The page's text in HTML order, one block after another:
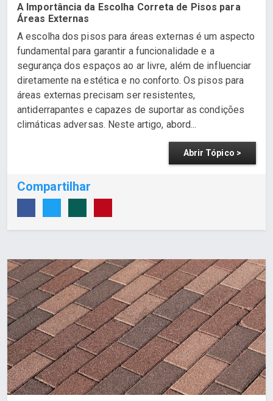
A Importância da Escolha Correta de Pisos para
Áreas Externas
A escolha dos pisos para áreas externas é um aspecto
fundamental para garantir a funcionalidade e a
segurança dos espaços ao ar livre, além de influenciar
diretamente na estética e no conforto. Os pisos para
áreas externas precisam ser resistentes,
antiderrapantes e capazes de suportar as condições
climáticas adversas. Neste artigo, abord...
Abrir Tópico >
Compartilhar